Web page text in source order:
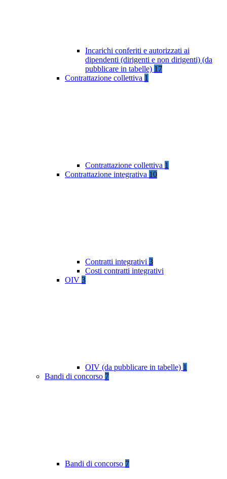
Incarichi conferiti e autorizzati ai
dipendenti (dirigenti e non dirigenti) (da
pubblicare in tabelle) 17
Contrattazione collettiva 1
Contrattazione collettiva 1
Contrattazione integrativa 10
Contratti integrativi 3
Costi contratti integrativi
OIV 3
OIV (da pubblicare in tabelle) 1
Bandi di concorso 7
Bandi di concorso 7